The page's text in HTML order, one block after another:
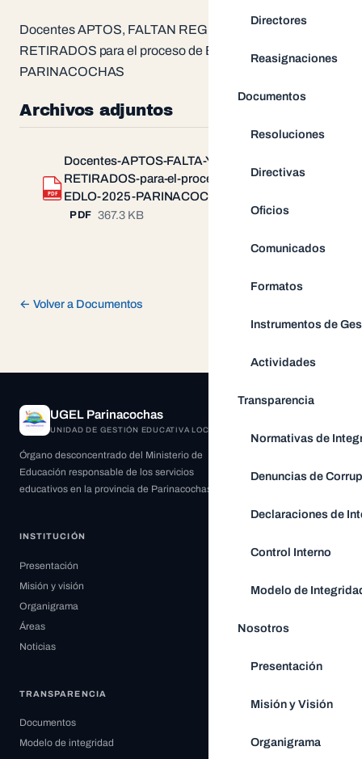
Directores
Reasignaciones
Documentos
Resoluciones
Directivas
Oficios
Comunicados
Formatos
Instrumentos de
Actividades
Transparencia
Normativas de
Denuncias de
Declaraciones de
Control Interno
Modelo de
Nosotros
Presentación
Misión y Visión
Organigrama
Docentes APTOS, FALTAN REGISTRAR Y
RETIRADOS para el proceso de EDLO 2025 UGEL
PARINACOCHAS
Archivos adjuntos
PDF
Docentes-APTOS-FALTA-Y-
RETIRADOS-para-el-proceso-de-
EDLO-2025-PARINACOCHAS.pdf
PDF 367.3 KB
← Volver a Documentos
UGEL Parinacochas
UNIDAD DE GESTIÓN EDUCATIVA LOCAL
Órgano desconcentrado del Ministerio de
Educación responsable de los servicios
educativos en la provincia de Parinacochas.
INSTITUCIÓN
Presentación
Misión y visión
Organigrama
Áreas
Noticias
TRANSPARENCIA
Documentos
Modelo de integridad